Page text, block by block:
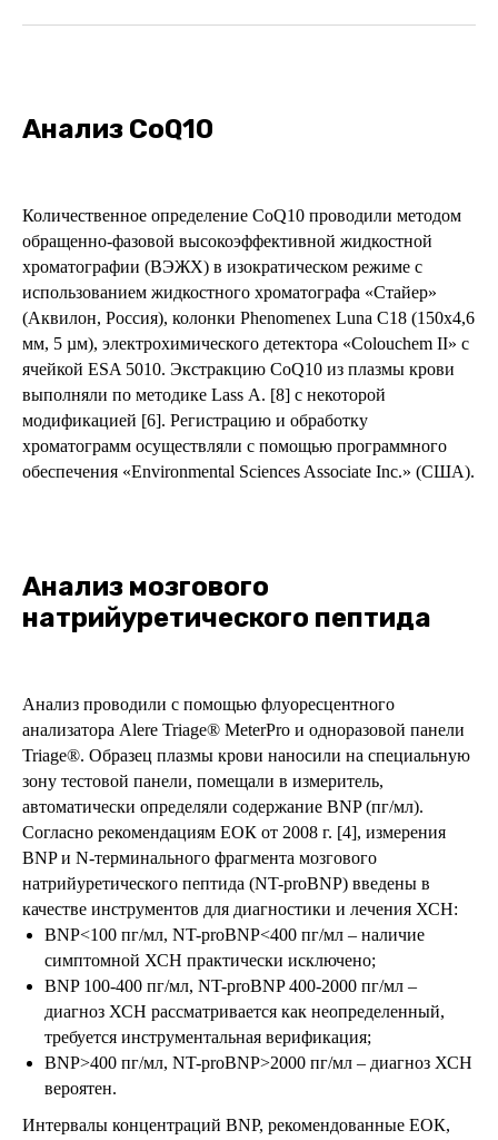
Анализ CoQ10
Количественное определение CoQ10 проводили методом
обращенно-фазовой высокоэффективной жидкостной
хроматографии (ВЭЖХ) в изократическом режиме с
использованием жидкостного хроматографа «Стайер»
(Аквилон, Россия), колонки Phenomenex Luna C18 (150x4,6
мм, 5 µм), электрохимического детектора «Colouchem II» с
ячейкой ESA 5010. Экстракцию CoQ10 из плазмы крови
выполняли по методике Lass А. [8] с некоторой
модификацией [6]. Регистрацию и обработку
хроматограмм осуществляли с помощью программного
обеспечения «Environmental Sciences Associate Inc.» (США).
Анализ мозгового
натрийуретического пептида
Анализ проводили с помощью флуоресцентного
анализатора Alere Triage® MeterPro и одноразовой панели
Triage®. Образец плазмы крови наносили на специальную
зону тестовой панели, помещали в измеритель,
автоматически определяли содержание BNP (пг/мл).
Согласно рекомендациям ЕОК от 2008 г. [4], измерения
BNP и N-терминального фрагмента мозгового
натрийуретического пептида (NT-proBNP) введены в
качестве инструментов для диагностики и лечения ХСН:
BNP<100 пг/мл, NT-proBNP<400 пг/мл – наличие
симптомной ХСН практически исключено;
BNP 100-400 пг/мл, NT-proBNP 400-2000 пг/мл –
диагноз ХСН рассматривается как неопределенный,
требуется инструментальная верификация;
BNP>400 пг/мл, NT-proBNP>2000 пг/мл – диагноз ХСН
вероятен.
Интервалы концентраций BNP, рекомендованные ЕОК,